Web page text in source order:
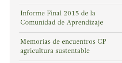
Informe Final 2015 de la
Comunidad de Aprendizaje
Memorias de encuentros CP
agricultura sustentable